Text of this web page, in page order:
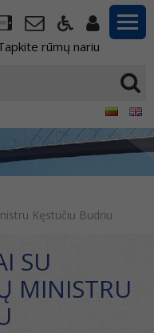
rūmų nariu
Kęstučiu Budriu
SU
MINISTRU